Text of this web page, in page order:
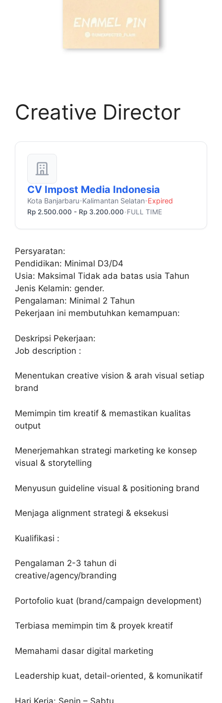
Creative Director
CV Impost Media Indonesia
Kota Banjarbaru•Kalimantan Selatan•Expired
Rp 2.500.000 - Rp 3.200.000 •FULL TIME
Persyaratan:
Pendidikan: Minimal D3/D4
Usia: Maksimal Tidak ada batas usia Tahun
Jenis Kelamin: gender.
Pengalaman: Minimal 2 Tahun
Pekerjaan ini membutuhkan kemampuan:
Deskripsi Pekerjaan:
Job description :
Menentukan creative vision & arah visual setiap
brand
Memimpin tim kreatif & memastikan kualitas
output
Menerjemahkan strategi marketing ke konsep
visual & storytelling
Menyusun guideline visual & positioning brand
Menjaga alignment strategi & eksekusi
Kualifikasi :
Pengalaman 2-3 tahun di
creative/agency/branding
Portofolio kuat (brand/campaign development)
Terbiasa memimpin tim & proyek kreatif
Memahami dasar digital marketing
Leadership kuat, detail-oriented, & komunikatif
Hari Kerja: Senin – Sabtu